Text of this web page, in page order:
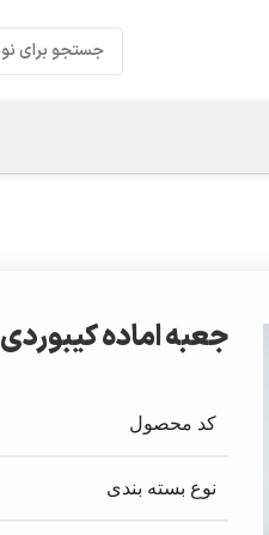
جعبه اماده کیبوردی k22
کد محصول
نوع بسته بندی